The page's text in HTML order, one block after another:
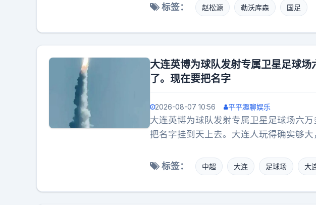
众、技术全面，去欧洲也会有竞争力。”
松源的球技彻底征服，甚至还为赵松源
标签： 赵松源 勒沃库森 国足
大连英博为球队发射专属卫星足球
了。现在要把名字
2026-08-07 10:56 平平趣聊娱乐
大连英博为球队发射专属卫星足球场六
把名字挂到天上去。大连人玩得确实够
标签：
中超 大连 足球场 大